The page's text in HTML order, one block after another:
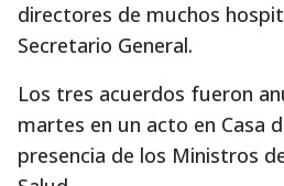
directores de muchos
Secretario General.
Los tres acuerdos fueron
martes en un acto en Casa
presencia de los Ministros